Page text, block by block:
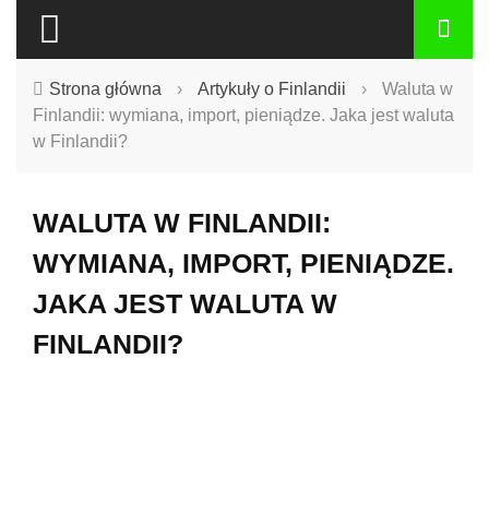
Strona główna › Artykuły o Finlandii ›
Waluta w
Finlandii: wymiana, import, pieniądze. Jaka jest waluta
w Finlandii?
WALUTA W FINLANDII:
WYMIANA, IMPORT, PIENIĄDZE.
JAKA JEST WALUTA W
FINLANDII?